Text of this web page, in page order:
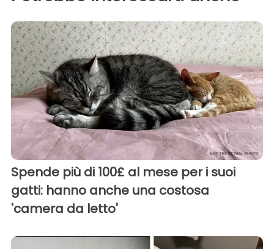
Spende più di 100£ al mese per i suoi
gatti: hanno anche una costosa
'camera da letto'